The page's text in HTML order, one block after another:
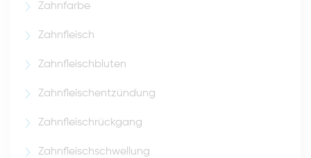
Zahnfarbe
Zahnfleisch
Zahnfleischbluten
Zahnfleischentzündung
Zahnfleischrückgang
Zahnfleischschwellung